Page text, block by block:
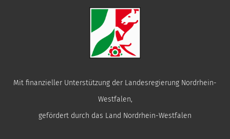
Mit finanzieller Unterstützung der Landesregierung Nordrhein-
Westfalen,
gefördert durch das Land Nordrhein-Westfalen